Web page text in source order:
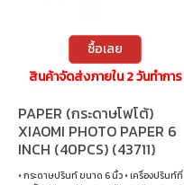
ซื้อเลย
สินค้าจัดส่งภายใน 2 วันทำการ
PAPER (กระดาษโฟโต้)
XIAOMI PHOTO PAPER 6
INCH (40PCS) (43711)
(XMI-BHR6757GL)
• กระดาษปรินท์ ขนาด 6 นิ้ว • เครื่องปรินท์ที่